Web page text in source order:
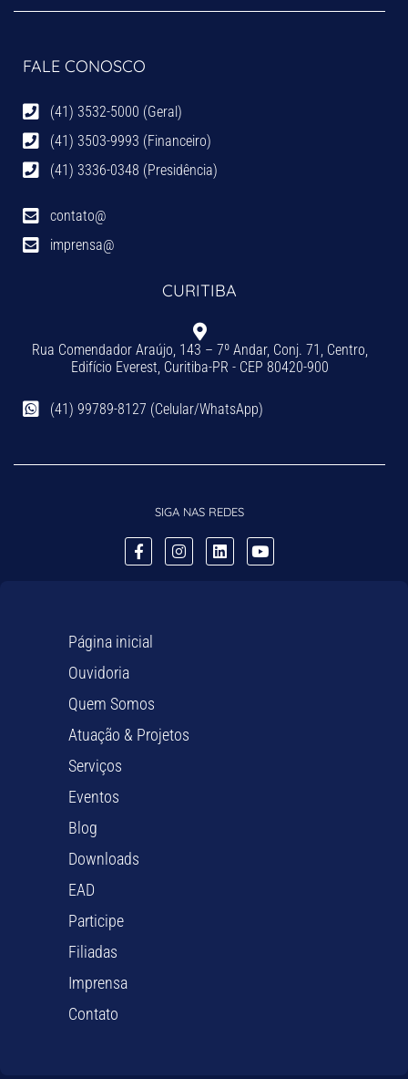
FALE CONOSCO
(41) 3532-5000 (Geral)
(41) 3503-9993 (Financeiro)
(41) 3336-0348 (Presidência)
contato@
imprensa@
CURITIBA
Rua Comendador Araújo, 143 – 7º Andar, Conj. 71, Centro,
Edifício Everest, Curitiba-PR - CEP 80420-900
(41) 99789-8127 (Celular/WhatsApp)
SIGA NAS REDES
Página inicial
Ouvidoria
Quem Somos
Atuação & Projetos
Serviços
Eventos
Blog
Downloads
EAD
Participe
Filiadas
Imprensa
Contato